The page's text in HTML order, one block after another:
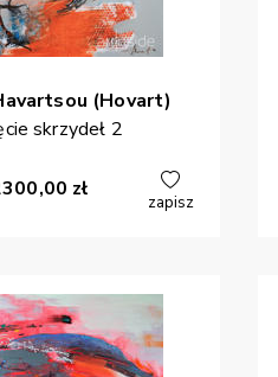
(Hovart)
skrzydeł 2
zł
zapisz